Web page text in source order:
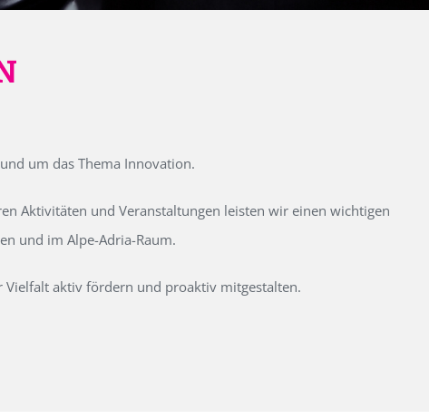
um das Thema Innovation.
Aktivitäten und Veranstaltungen leisten wir einen wichtigen
und im Alpe-Adria-Raum.
aktiv fördern und proaktiv mitgestalten.